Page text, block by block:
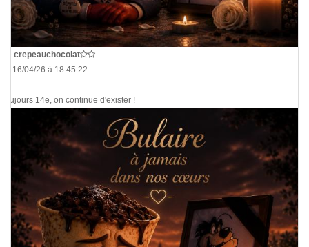
crepeauchocolat
Le 16/04/26 à 18:45:22
Toujours 14e, on continue d'exister !